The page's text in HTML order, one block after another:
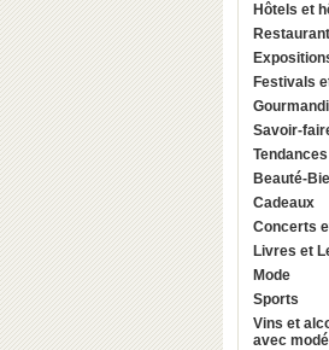
Hôtels et
Festivals
Savoir-
Tendances
Beauté-
Cadeaux
Concerts
Livres et
Mode
Sports
Vins et
avec